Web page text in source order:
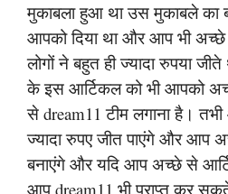
मुकाबला हुआ था उस मुकाबले का
आपको दिया था और आप भी
लोगों ने बहुत ही ज्यादा रुपया
के इस आर्टिकल को भी आपको
से dream11 टीम लगाना है।
ज्यादा रुपए जीत पाएंगे और आप
बनाएंगे और यदि आप अच्छे से
आप dream11 भी प्राप्त कर